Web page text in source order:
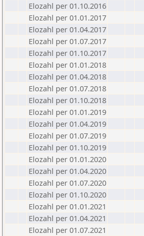
Elozahl per 01.10.2016
Elozahl per 01.01.2017
Elozahl per 01.04.2017
Elozahl per 01.07.2017
Elozahl per 01.10.2017
Elozahl per 01.01.2018
Elozahl per 01.04.2018
Elozahl per 01.07.2018
Elozahl per 01.10.2018
Elozahl per 01.01.2019
Elozahl per 01.04.2019
Elozahl per 01.07.2019
Elozahl per 01.10.2019
Elozahl per 01.01.2020
Elozahl per 01.04.2020
Elozahl per 01.07.2020
Elozahl per 01.10.2020
Elozahl per 01.01.2021
Elozahl per 01.04.2021
Elozahl per 01.07.2021